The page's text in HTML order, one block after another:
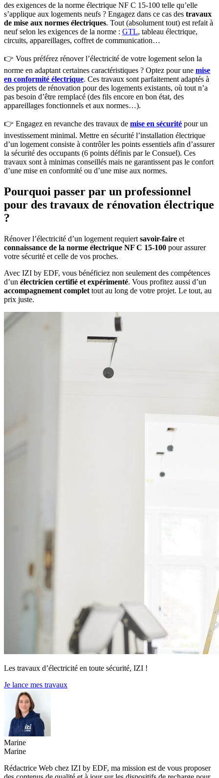
des exigences de la norme électrique NF C 15-100 telle qu’elle
s’applique aux logements neufs ? Engagez dans ce cas des travaux
de mise aux normes électriques. Tout (absolument tout) est refait à
neuf selon les exigences de la norme : GTL, tableau électrique,
circuits, appareillages, coffret de communication…
👉 Vous préférez rénover l’électricité de votre logement selon la
norme en adaptant certaines caractéristiques ? Optez pour une mise
en conformité électrique. Ces travaux sont parfaitement adaptés à
des projets de rénovation pour des logements existants, où tout n’a
pas besoin d’être remplacé (des fils encore en bon état, des
appareillages fonctionnels et aux normes…).
👉 Engagez en revanche des travaux de mise en sécurité pour un
investissement minimal. Mettre en sécurité l’installation électrique
d’un logement consiste à contrôler les points essentiels afin d’assurer
la sécurité des occupants (6 points définis par le Consuel). Ces
travaux sont à minimas conseillés mais ne garantissent pas le confort
d’une mise en conformité ou d’une mise aux normes.
Pourquoi passer par un professionnel
pour des travaux de rénovation électrique
?
Rénover l’électricité d’un logement requiert savoir-faire et
connaissance de la norme électrique NF C 15-100 pour assurer
votre sécurité et celle de vos proches.
Avec IZI by EDF, vous bénéficiez non seulement des compétences
d’un électricien certifié et expérimenté. Vous profitez aussi d’un
accompagnement complet tout au long de votre projet. Le tout, au
prix juste.
Les travaux d’électricité en toute sécurité, IZI !
Je lance mes travaux
Marine
Marine
Rédactrice Web chez IZI by EDF, ma mission est de vous proposer